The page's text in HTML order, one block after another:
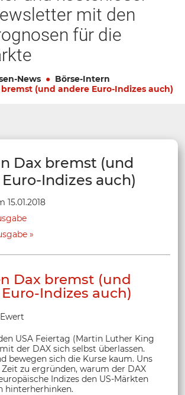
mit den
für die
News
Börse-Intern
(und andere Euro-Indizes auch)
Dax bremst (und
Indizes auch)
15.01.2018
Dax bremst (und
Indizes auch)
USA Feiertag (Martin Luther King
der DAX sich selbst überlassen.
bewegen sich die Kurse kaum. Uns
zu ergründen, warum der DAX
Indizes den US-Märkten
hinterherhinken.